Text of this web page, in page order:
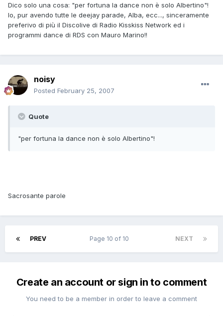
Dico solo una cosa: "per fortuna la dance non è solo Albertino"!
Io, pur avendo tutte le deejay parade, Alba, ecc..., sinceramente
preferivo di più il Discolive di Radio Kisskiss Network ed i
programmi dance di RDS con Mauro Marino!!
noisy
Posted February 25, 2007
Quote
"per fortuna la dance non è solo Albertino"!
Sacrosante parole
PREV NEXT
Page 10 of 10
Create an account or sign in to comment
You need to be a member in order to leave a comment